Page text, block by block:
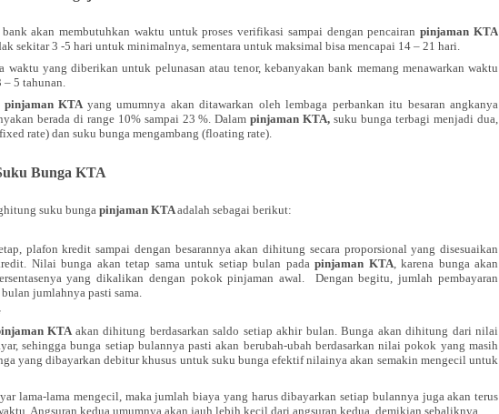
akan membutuhkan waktu untuk proses verifikasi sampai dengan pencairanpinjaman KTA
sekitar 3 -5 hari untuk minimalnya, sementara untuk maksimal bisa mencapai 14 – 21 hari.
waktu yang diberikan untuk pelunasan atau tenor, kebanyakan bank memang menawarkan waktu
5 tahunan.
pinjaman KTA yang umumnya akan ditawarkan oleh lembaga perbankan itu besaran angkanya
berada di range 10% sampai 23 %. Dalampinjaman KTA,suku bunga terbagi menjadi dua,
rate) dan suku bunga mengambang (floating rate).
Bunga KTA
suku bunga pinjaman KTAadalah sebagai berikut:
plafon kredit sampai dengan besarannya akan dihitung secara proporsional yang disesuaikan
Nilai bunga akan tetap sama untuk setiap bulan padapinjaman KTA, karena bunga akan
yang dikalikan dengan pokok pinjaman awal.
Dengan begitu, jumlah pembayaran
jumlahnya pasti sama.
KTA akan dihitung berdasarkan saldo setiap akhir bulan. Bunga akan dihitung dari nilai
sehingga bunga setiap bulannya pasti akan berubah-ubah berdasarkan nilai pokok yang masih
yang dibayarkan debitur khusus untuk suku bunga efektif nilainya akan semakin mengecil untuk
lama-lama mengecil, maka jumlah biaya yang harus dibayarkan setiap bulannya juga akan terus
Angsuran kedua umumnya akan jauh lebih kecil dari angsuran kedua, demikian sebaliknya.